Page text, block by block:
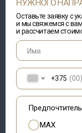
MAX
Telegram
Whatsapp
звонок по